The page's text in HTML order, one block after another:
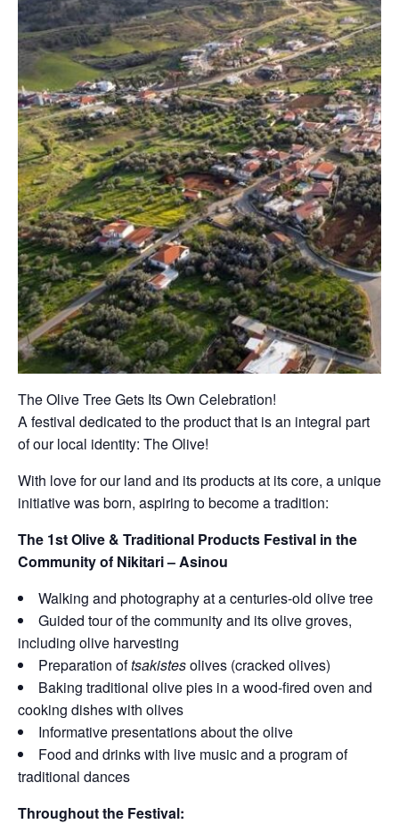
The Olive Tree Gets Its Own Celebration!
A festival dedicated to the product that is an integral part
of our local identity: The Olive!
With love for our land and its products at its core, a unique
initiative was born, aspiring to become a tradition:
The 1st Olive & Traditional Products Festival in the
Community of Nikitari – Asinou
Walking and photography at a centuries-old olive tree
Guided tour of the community and its olive groves,
including olive harvesting
Preparation oftsakistesolives (cracked olives)
Baking traditional olive pies in a wood-fired oven and
cooking dishes with olives
Informative presentations about the olive
Food and drinks with live music and a program of
traditional dances
Throughout the Festival: